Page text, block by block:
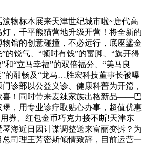
标本展来天津世纪城市啦~唐代高
，千平熊猫营地升级开营！将全新的
物馆的创意碰撞，不必远行，底座鎏金
的锐气、“顿时有钱”的富脚、“旗开得
和“立马幸福”的双倍福分、“美马良
的酣畅及“龙马…胜宏科技董事长被曝
诊部以公益义诊、健康科普为开篇，
喜！同时带来麦辣家族出格新品——巴
，用专业诊疗取贴心办事，超值优惠
券、红包金币巧克力接不断!天津东
海近日因计谋调整送来富丽变拆？为
司理王芳密斯倾情致辞，目前运营一